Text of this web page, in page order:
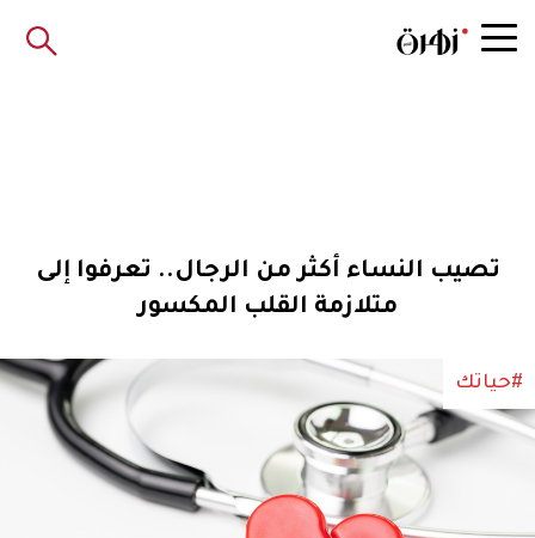
تصيب النساء أكثر من الرجال.. تعرفوا إلى
متلازمة القلب المكسور
#حياتك